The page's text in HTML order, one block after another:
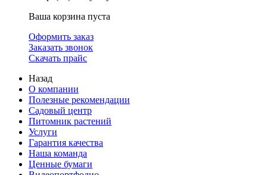
Ваша корзина пуста
Оформить заказ
Заказать звонок
Скачать прайс
Назад
О компании
Полезные рекомендации
Садовый центр
Питомник растений
Услуги
Гарантия качества
Наша команда
Ценные бумаги